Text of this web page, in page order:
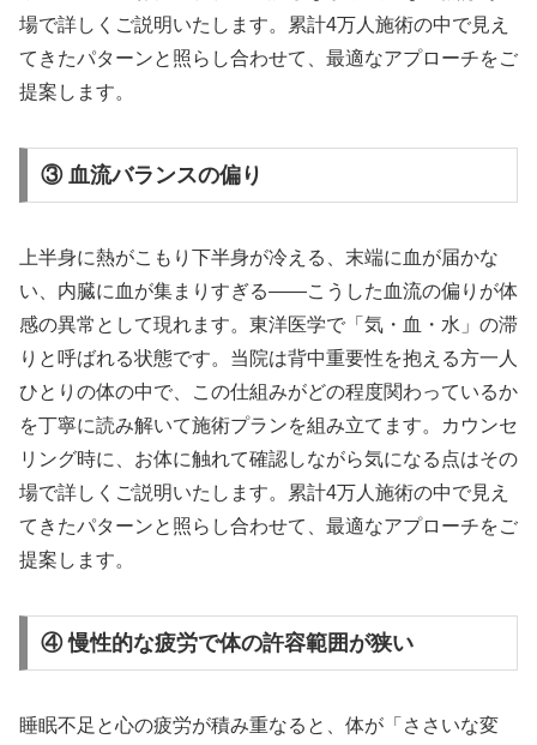
場で詳しくご説明いたします。累計4万人施術の中で見え
てきたパターンと照らし合わせて、最適なアプローチをご
提案します。
③ 血流バランスの偏り
上半身に熱がこもり下半身が冷える、末端に血が届かな
い、内臓に血が集まりすぎる——こうした血流の偏りが体
感の異常として現れます。東洋医学で「気・血・水」の滞
りと呼ばれる状態です。当院は背中重要性を抱える方一人
ひとりの体の中で、この仕組みがどの程度関わっているか
を丁寧に読み解いて施術プランを組み立てます。カウンセ
リング時に、お体に触れて確認しながら気になる点はその
場で詳しくご説明いたします。累計4万人施術の中で見え
てきたパターンと照らし合わせて、最適なアプローチをご
提案します。
④ 慢性的な疲労で体の許容範囲が狭い
睡眠不足と心の疲労が積み重なると、体が「ささいな変